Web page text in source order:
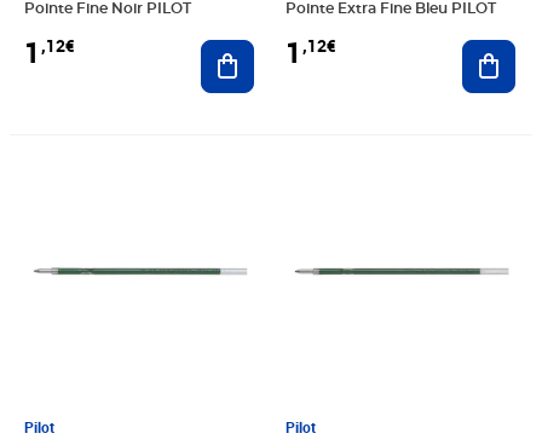
Pointe Fine Noir PILOT
1 ,12€ Ajouter au panier
Pointe Extra Fine Bleu PILOT
1 ,12€
Pilot Pilot